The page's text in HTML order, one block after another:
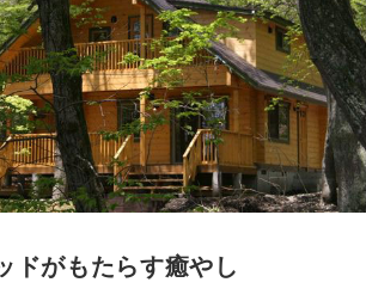
ドがもたらす癒やし